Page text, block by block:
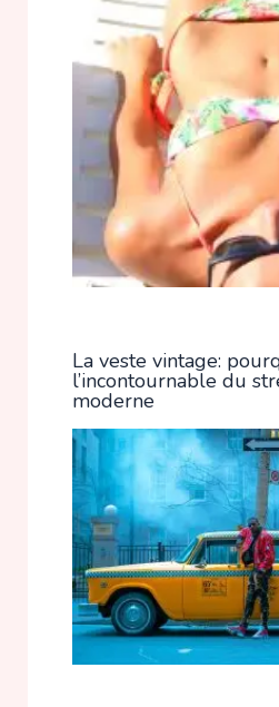
La veste vintage:
l’incontournable du
moderne